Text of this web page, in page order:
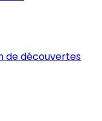
de découvertes